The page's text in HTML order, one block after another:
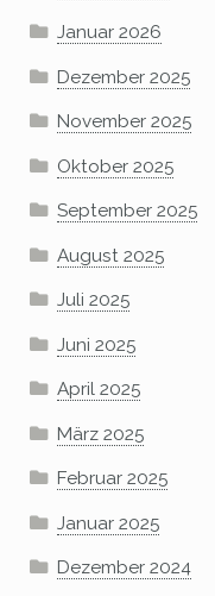
Januar 2026
Dezember 2025
November 2025
Oktober 2025
September 2025
August 2025
Juli 2025
Juni 2025
April 2025
März 2025
Februar 2025
Januar 2025
Dezember 2024